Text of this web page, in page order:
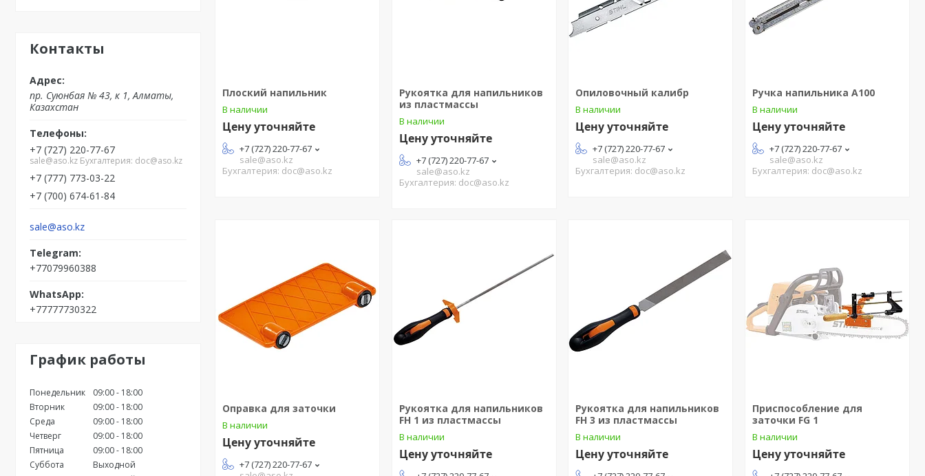
Контакты
пр. Суюнбая № 43, к 1, Алматы,
Казахстан
+7 (727) 220-77-67
sale@aso.kz Бухгалтерия: doc@aso.kz
+7 (777) 773-03-22
+7 (700) 674-61-84
sale@aso.kz
+77079960388
+77777730322
График работы
Понедельник 09:00
18:00
Вторник
09:00
18:00
Среда
09:00
18:00
Четверг
09:00
18:00
Пятница
09:00
18:00
Суббота
Выходной
Плоский напильник
В наличии
Цену уточняйте
+7 (727) 220-77-67
sale@aso.kz
Бухгалтерия: doc@aso.kz
Рукоятка для напильников
из пластмассы
В наличии
Цену уточняйте
+7 (727) 220-77-67
sale@aso.kz
Бухгалтерия: doc@aso.kz
Опиловочный калибр
В наличии
Цену уточняйте
+7 (727) 220-77-67
sale@aso.kz
Бухгалтерия: doc@aso.kz
Ручка напильника A100
В наличии
Цену уточняйте
+7 (727) 220-77-67
sale@aso.kz
Бухгалтерия: doc@aso.kz
Оправка для заточки
В наличии
Цену уточняйте
+7 (727) 220-77-67
Рукоятка для напильников
FH 1 из пластмассы
В наличии
Цену уточняйте
Рукоятка для напильников
FH 3 из пластмассы
В наличии
Цену уточняйте
Приспособление для
заточки FG 1
В наличии
Цену уточняйте